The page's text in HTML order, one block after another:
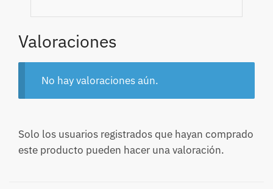
Valoraciones
No hay valoraciones aún.
Solo los usuarios registrados que hayan comprado
este producto pueden hacer una valoración.